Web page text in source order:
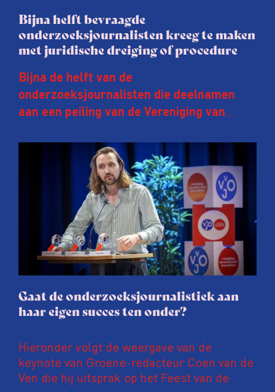
Bijna helft bevraagde
onderzoeksjournalisten kreeg te maken
met juridische dreiging of procedure
Bijna de helft van de
onderzoeksjournalisten die deelnamen
aan een peiling van de Vereniging van
afgelopen twee jaar te maken met
juridische dreiging of een juridische
procedure rond het eigen werk. Dat kost
journalisten tijd, ook ervaren zij stress en
soms worden publicaties aangepast of
gaat de hele publicatie zelfs niet door.
Gaat de onderzoeksjournalistiek aan
haar eigen succes ten onder?
Hieronder volgt de weergave van de
keynote van Groene-redacteur Coen van de
Ven die hij uitsprak op het Feest van de